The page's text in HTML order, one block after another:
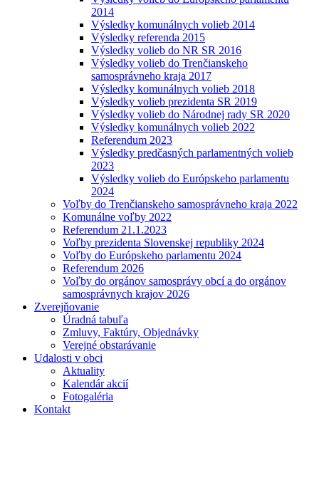
2014
Výsledky komunálnych volieb 2014
Výsledky referenda 2015
Výsledky volieb do NR SR 2016
Výsledky volieb do Trenčianskeho
samosprávneho kraja 2017
Výsledky komunálnych volieb 2018
Výsledky volieb prezidenta SR 2019
Výsledky volieb do Národnej rady SR 2020
Výsledky komunálnych volieb 2022
Referendum 2023
Výsledky predčasných parlamentných volieb
2023
Výsledky volieb do Európskeho parlamentu
2024
Voľby do Trenčianskeho samosprávneho kraja 2022
Komunálne voľby 2022
Referendum 21.1.2023
Voľby prezidenta Slovenskej republiky 2024
Voľby do Európskeho parlamentu 2024
Referendum 2026
Voľby do orgánov samosprávy obcí a do orgánov
samosprávnych krajov 2026
Zverejňovanie
Úradná tabuľa
Zmluvy, Faktúry, Objednávky
Verejné obstarávanie
Udalosti v obci
Aktuality
Kalendár akcií
Fotogaléria
Kontakt